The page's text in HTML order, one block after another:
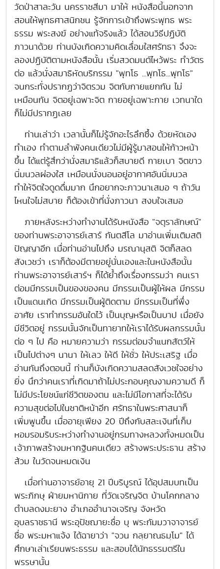
วัดป่าสาละวัน นครราชสีมา มาให้ หนังสือนี้นอกจาก
สอนให้พุทธศาสนิกชน รู้จักการเข้าถึงพระพุทธ พระ
ธรรม พระสงฆ์ อย่างแท้จริงแล้ว ได้สอนวิธีปฏิบัติ
ภาวนาด้วย ท่านบังเกิดความคิดเลื่อมใสศรัทธา จึงจะ
ลองปฏิบัติตามหนังสือนั้น เริ่มสวดมนต์ไหว้พระ ทำวัตร
ต่อ แล้วนั่งสมาธิหัดบริกรรม "พุทโธ ...พุทโธ...พุทโธ"
จนกระทั่งปรากฏว่าจิตรวม จิตกับกายแยกกัน ไม่
เหมือนกัน จิตอยู่เฉพาะจิต กายอยู่เฉพาะกาย เวทนาใด
ก็ไม่มีปรากฏเลย
ท่านเล่าว่า เวลานั้นก็ไม่รู้จักอะไรลึกซึ้ง ด้วยหัดเอง
ทำเอง ทำตามลำพังคนเดียวไม่มีผู้รู้มาสอนให้ก้าวหน้า
ขึ้น ได้แต่รู้สึกว่านั่งสมาธิแล้วก็สบายดี กายเบา จิตขาว
นิ่มนวลผ่องใส เหมือนนั่งนอนอยู่อากาศอันนิ่มนวล
ทำให้จิตใจดูดดื่มมาก นึกอยากจะภาวนาเสมอ ๆ ถ้าวัน
ไหนใจไม่สบาย ก็ต้องเข้าที่นั่งภาวนา สงบใจเสมอ
ภายหลังระหว่างทำงานได้รับหนังสือ "จตุราลักษณ์"
ของท่านพระอาจารย์เสาร์ กันตสีโล มาอ่านเพิ่มเติมสติ
ปัญญาอีก เมื่อท่านอ่านไปถึง มรณานุสติ จิตก็สลด
สังเวชว่า เราก็ต้องมีตายอยู่นั่นเองและในหนังสือนั้น
ท่านพระอาจารย์เสาร์ฯ ก็ได้ย้ำถึงเรื่องกรรมว่า คนเรา
ต่อมมีกรรมเป็นของของคน มีกรรมเป็นผู้ให้ผล มีกรรม
เป็นแดนเกิด มีกรรมเป็นผู้ติดตาม มีกรรมเป็นที่พึ่ง
อาศัย เราทำกรรมอันใดไว้ เป็นบุญหรือเป็นบาป เมื่อยัง
มีชีวิตอยู่ กรรมนั้นจักเป็นทายาทให้เราได้รับผลกรรมนั้น
ต่อ ๆ ไป คือ หมายความว่า กรรมต่อมจำแนกสัตว์ให้
เป็นไปต่างๆ นานา ให้เลว ให้ดี ให้ชั่ว ให้ประเสริฐ เมื่อ
อ่านกันถึงตอนนี้ ท่านก็บังเกิดความสลดสังเวชใจอย่าง
ยิ่ง นึกว่าคนเราที่เกิดมาถ้าไม่ประกอบคุณงามความดี ก็
ไม่มีประโยชน์แก่ชีวิตของตน และไม่มีโอกาสที่จะได้รับ
ความสุขต่อไปในชาติหน้าอีก ศรัทธาในพระศาสนาก็
เพิ่มพูนขึ้น เมื่ออายุเพียง 20 ปีถึงกับสละเงินที่เก็บ
หอมรอมริบระหว่างทำงานอยู่กรมทางหลวงทั้งหมดเป็น
เจ้าภาพสร้างมหากฐินคนเดียว สร้างพระประธาน สร้าง
ส้วม ในวัดจนหมดเงิน
เมื่อท่านอาจารย์อายุ 21 ปีบริบูรณ์ ได้อุปสมบทเป็น
พระภิกษุ ฝ่ายมหานิกาย ที่วัดเจริญจิต บ้านโคกกลาง
ตำบลดงมะยาง อำเภออำนาจเจริญ จังหวัด
อุบลราชธานี พระอุปัชฌายะชื่อ บุ พระกัมมวาจาจารย์
ชื่อ พระมหาแจ้ง ได้ฉายาว่า "จวน กลฺยาณธมฺโม" ได้
ศึกษาเล่าเรียนพระธรรม และสอบได้นักธรรมตรีใน
พรรษานั้น